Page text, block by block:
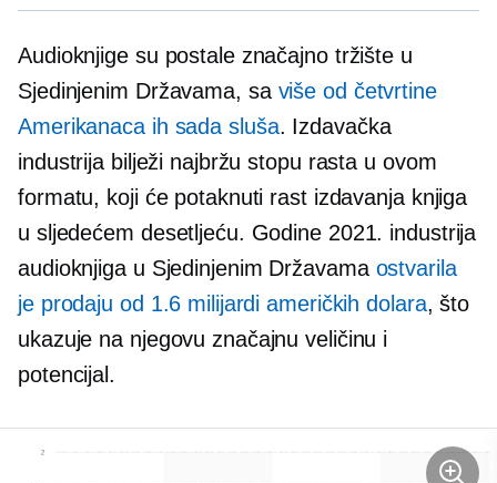
Audioknjige su postale značajno tržište u
Sjedinjenim Državama, sa više od četvrtine
Amerikanaca ih sada sluša. Izdavačka
industrija bilježi najbržu stopu rasta u ovom
formatu, koji će potaknuti rast izdavanja knjiga
u sljedećem desetljeću. Godine 2021. industrija
audioknjiga u Sjedinjenim Državama ostvarila
je prodaju od 1.6 milijardi američkih dolara, što
ukazuje na njegovu značajnu veličinu i
potencijal.